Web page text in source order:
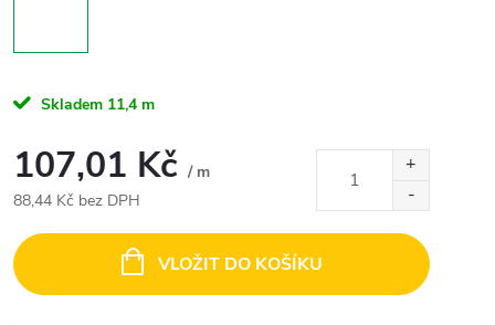
Skladem 11,4 m
107,01 Kč / m
88,44 Kč bez DPH
cena:
VLOŽIT DO KOŠÍKU